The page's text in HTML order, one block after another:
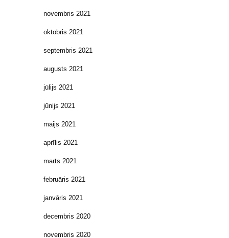
novembris 2021
oktobris 2021
septembris 2021
augusts 2021
jūlijs 2021
jūnijs 2021
maijs 2021
aprīlis 2021
marts 2021
februāris 2021
janvāris 2021
decembris 2020
novembris 2020